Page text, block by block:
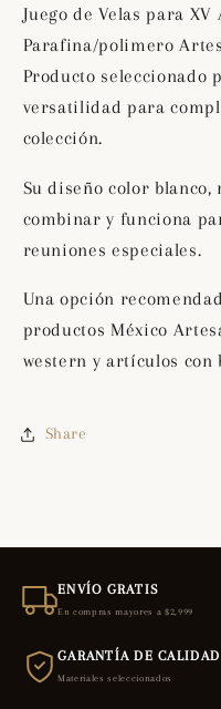
Artesanal
Parafina/polimero
Artesanal
Color
Blanco
603161
Color
Blanco
Juego de Velas para
Parafina/polimero
Producto seleccionado
versatilidad para
colección.
Su diseño color blanco,
combinar y funciona
reuniones especiales.
Una opción
productos México
western y artículos con
Share
ENVÍO GRATIS
En compras mayores a $2,999
GARANTÍA DE CALIDAD
Materiales seleccionados